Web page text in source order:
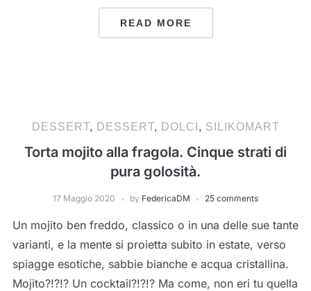
READ MORE
DESSERT, DESSERT, DOLCI , SILIKOMART
Torta mojito alla fragola. Cinque strati di
pura golosità.
17 Maggio 2020 by FedericaDM 25 comments
Un mojito ben freddo, classico o in una delle sue tante
varianti, e la mente si proietta subito in estate, verso
spiagge esotiche, sabbie bianche e acqua cristallina.
Mojito?!?!? Un cocktail?!?!? Ma come, non eri tu quella